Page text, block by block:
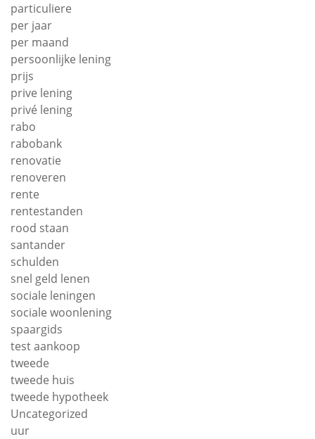
particuliere
per jaar
per maand
persoonlijke lening
prijs
prive lening
privé lening
rabo
rabobank
renovatie
renoveren
rente
rentestanden
rood staan
santander
schulden
snel geld lenen
sociale leningen
sociale woonlening
spaargids
test aankoop
tweede
tweede huis
tweede hypotheek
Uncategorized
uur